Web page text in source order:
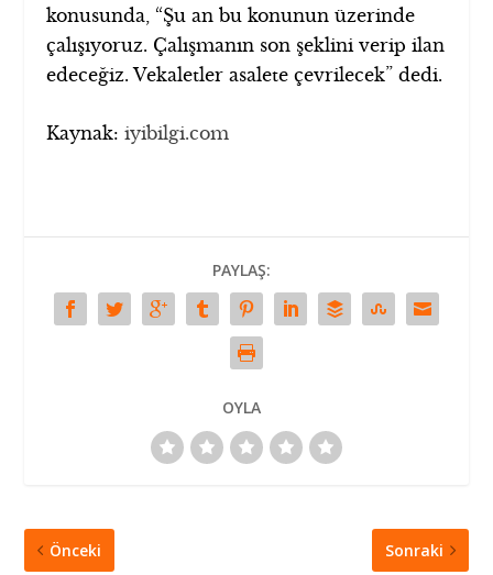
konusunda, “Şu an bu konunun üzerinde
çalışıyoruz. Çalışmanın son şeklini verip ilan
edeceğiz. Vekaletler asalete çevrilecek” dedi.
Kaynak:iyibilgi.com
PAYLAŞ:
OYLA
Önceki Sonraki